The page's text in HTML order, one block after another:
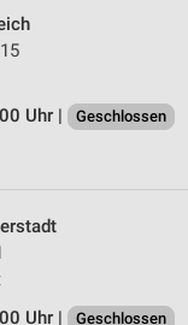
Uhr |
Geschlossen
Uhr |
Geschlossen